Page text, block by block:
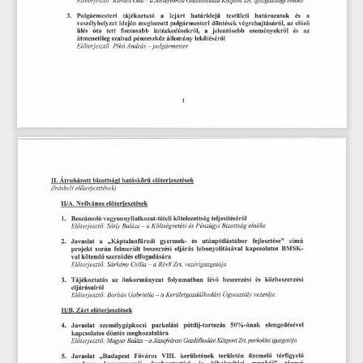
3. Polgarmesteri tajekoztato a iejart hataridejii testiileti hatarozatok es
a
veszelyhelyzet idejen meghozott polgarmesteri dontesek vegrehajtasarol, az elozo
iiles
dta tett fontosabb intezkedesekrol, a jelentosebb esemenyekrol es
az
atmenetileg szabad penzeszkoz allomany lekotesero!
Eloterjesztd: Piko Andras - polgdrmester
1